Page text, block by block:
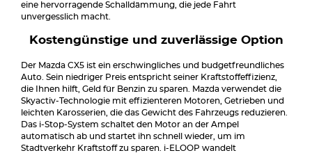
eine hervorragende Schalldämmung, die jede Fahrt
unvergesslich macht.
Kostengünstige und zuverlässige Option
Der Mazda CX5 ist ein erschwingliches und budgetfreundliches
Auto. Sein niedriger Preis entspricht seiner Kraftstoffeffizienz,
die Ihnen hilft, Geld für Benzin zu sparen. Mazda verwendet die
Skyactiv-Technologie mit effizienteren Motoren, Getrieben und
leichten Karosserien, die das Gewicht des Fahrzeugs reduzieren.
Das i-Stop-System schaltet den Motor an der Ampel
automatisch ab und startet ihn schnell wieder, um im
Stadtverkehr Kraftstoff zu sparen. i-ELOOP wandelt